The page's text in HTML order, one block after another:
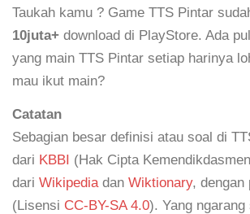
Taukah kamu ? Game TTS Pintar
10juta+ download di PlayStore. Ada
yang main TTS Pintar setiap harinya
mau ikut main?
Catatan
Sebagian besar definisi atau soal di
dari KBBI (Hak Cipta
dari Wikipediadan Wiktionary, dengan
(Lisensi CC-BY-SA 4.0). Yang